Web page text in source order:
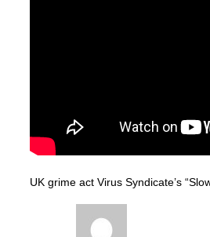
UK grime act Virus Syndicate’s